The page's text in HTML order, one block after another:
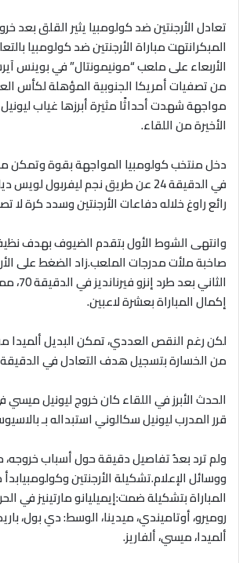
تعادل الأرجنتين ضد كولومبيا يثير القلق بعد
مواجهة شهدت أحداثًا مثيرة أبرزها غياب
الأخيرة من اللقاء.
دخل منتخب كولومبيا المواجهة بقوة وتمكن
في الدقيقة 24 عن طريق نجم ليفربول
رائع راوغ خلاله دفاعات الأرجنتين وسدد كرة لا
وانتهى الشوط الأول بتقدم الضيوف بهدف
صاخبة ملأت مدرجات الملعب.زاد الضغط على
الثاني
إكمال المباراة بعشرة لاعبين.
لكن رغم النقص العددي، تمكن البديل ألميدا
من الخسارة بتسجيل هدف التعادل في الدقيقة 81.
قرر المدرب ليونيل سكالوني استبداله بـ
ولم ترد بعدُ تفاصيل دقيقة حول أسباب خروجه،
ووسائل الإعلام.تشكيلة الأرجنتين
المباراة بتشكيلة ضمت:إيميليانو مارتينيز في
روميرو، أوتاميندي، ميدينا، الوسط: دي بول،
ألميدا، ميسي، ألفاريز.